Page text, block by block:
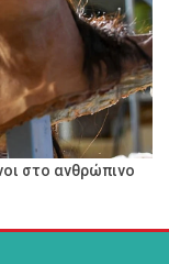
στο ανθρώπινο